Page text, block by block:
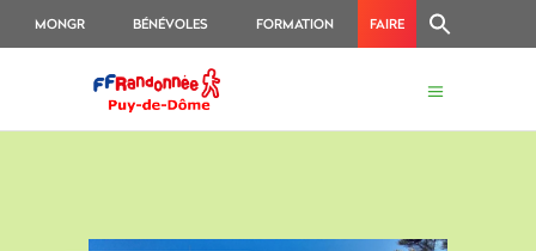
MONGR BÉNÉVOLES FORMATION FAIRE